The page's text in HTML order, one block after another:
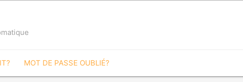
MOT DE PASSE OUBLIÉ?